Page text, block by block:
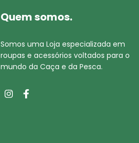
Quem somos.
Somos uma Loja especializada em
roupas e acessórios voltados para o
mundo da Caça e da Pesca.